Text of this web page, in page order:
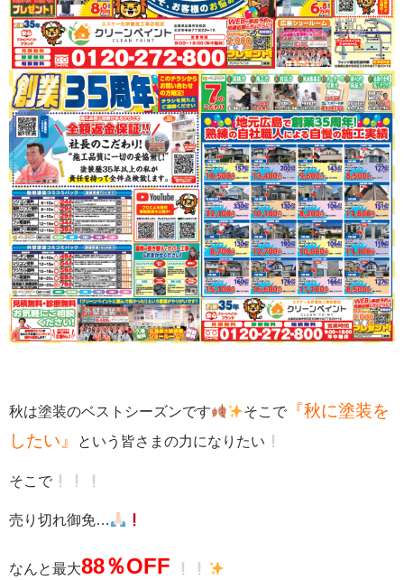
秋は塗装のベストシーズンです そこで
『秋に塗装を
したい』
という皆さまの力になりたい
そこで
売り切れ御免…
なんと最大88％OFF